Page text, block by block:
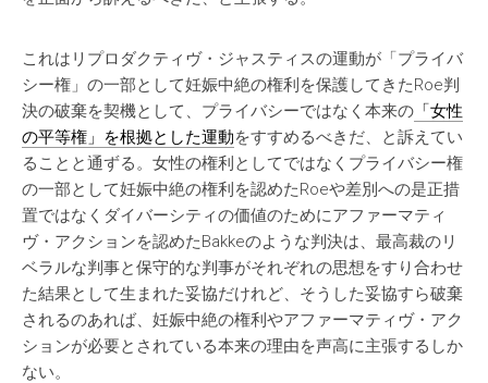
これはリプロダクティヴ・ジャスティスの運動が「プライバ
シー権」の一部として妊娠中絶の権利を保護してきたRoe判
決の破棄を契機として、プライバシーではなく本来の 「女性
の平等権」を根拠とした運動をすすめるべきだ、と訴えてい
ることと通ずる。女性の権利としてではなくプライバシー権
の一部として妊娠中絶の権利を認めたRoeや差別への是正措
置ではなくダイバーシティの価値のためにアファーマティ
ヴ・アクションを認めたBakkeのような判決は、最高裁のリ
ベラルな判事と保守的な判事がそれぞれの思想をすり合わせ
た結果として生まれた妥協だけれど、そうした妥協すら破棄
されるのあれば、妊娠中絶の権利やアファーマティヴ・アク
ションが必要とされている本来の理由を声高に主張するしか
ない。